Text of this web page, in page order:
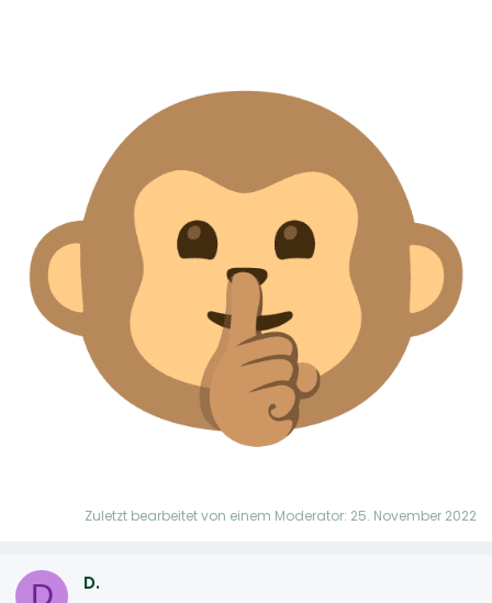
Zuletzt bearbeitet von einem Moderator: 25. November 2022
D D.